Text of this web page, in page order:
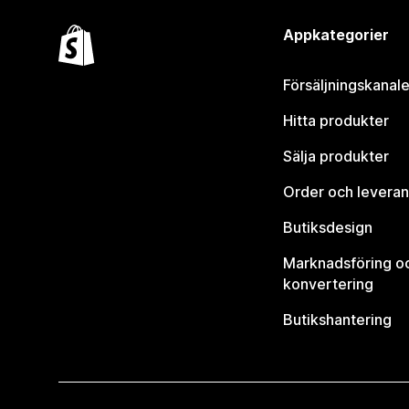
Appkategorier
Hitta produkter
Sälja produkter
Order och
Butiksdesign
Marknadsföring
konvertering
Butikshantering